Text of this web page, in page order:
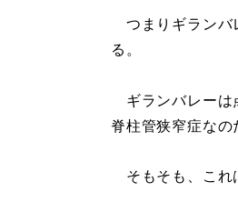
つまりギランバ
る。
ギランバレーは
脊柱管狭窄症なの
そもそも、これ